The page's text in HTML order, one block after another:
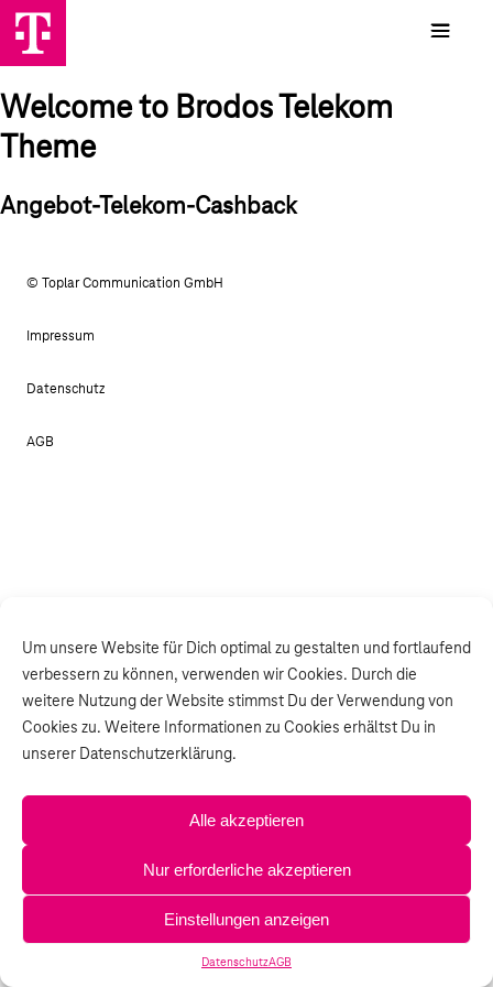
Um unsere Website für Dich optimal zu gestalten und fortlaufend
verbessern zu können, verwenden wir Cookies. Durch die
weitere Nutzung der Website stimmst Du der Verwendung von
Cookies zu. Weitere Informationen zu Cookies erhältst Du in
unserer Datenschutzerklärung.
Alle akzeptieren
Nur erforderliche akzeptieren
Einstellungen anzeigen
DatenschutzAGB
Welcome to Brodos Telekom
Theme
Angebot-Telekom-Cashback
© Toplar Communication GmbH
Impressum
Datenschutz
AGB